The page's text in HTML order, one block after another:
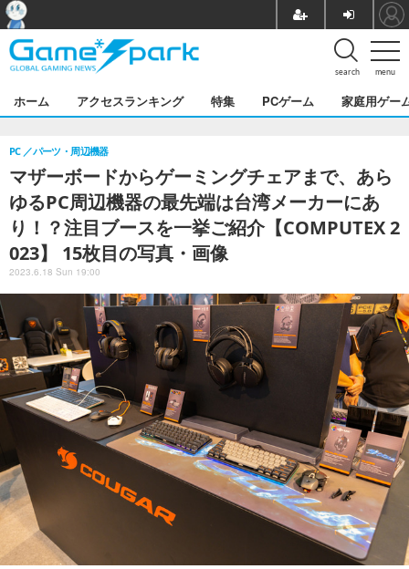
menu
search
ホーム アクセスランキング 特集 PCゲーム 家庭用ゲー
マザーボードからゲーミングチェアまで、あら
ゆるPC周辺機器の最先端は台湾メーカーにあ
り！？注目ブースを一挙ご紹介【COMPUTEX 2
023】 15枚目の写真・画像
PC パーツ・周辺機器
2023.6.18 Sun 19:00